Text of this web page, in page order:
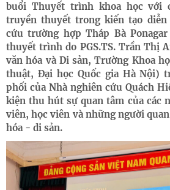
buổi Thuyết trình khoa học với
truyền thuyết trong kiến tạo diễn
cứu trường hợp Tháp Bà
thuyết trình do PGS.TS. Trần Thị
văn hóa và Di sản, Trường Khoa
thuật, Đại học Quốc gia Hà Nội)
phối của Nhà nghiên cứu Quách
kiện thu hút sự quan tâm của các
viên, học viên và những người
hóa - di sản.